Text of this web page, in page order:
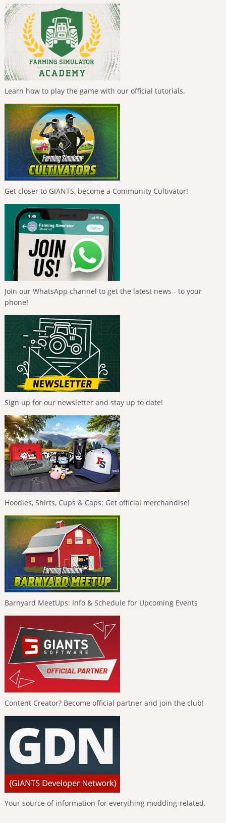
Learn how to play the game with our official tutorials.
Get closer to GIANTS, become a Community Cultivator!
Join our WhatsApp channel to get the latest news - to your
phone!
Sign up for our newsletter and stay up to date!
Hoodies, Shirts, Cups & Caps: Get official merchandise!
Barnyard MeetUps: Info & Schedule for Upcoming Events
Content Creator? Become official partner and join the club!
Your source of information for everything modding-related.